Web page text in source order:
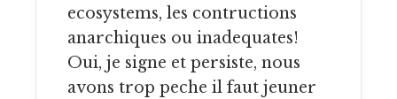
ecosystems, les contructions
anarchiques ou inadequates!
Oui, je signe et persiste, nous
avons trop peche il faut jeuner